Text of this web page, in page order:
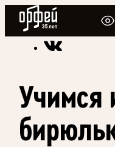
Радио Орфей
Радио классической
Учимся